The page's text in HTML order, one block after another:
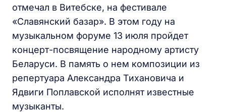
отмечал в Витебске, на фестивале
«Славянский базар». В этом году на
музыкальном форуме 13 июля пройдет
концерт-посвящение народному артисту
Беларуси. В память о нем композиции из
репертуара Александра Тихановича и
Ядвиги Поплавской исполнят известные
музыканты.